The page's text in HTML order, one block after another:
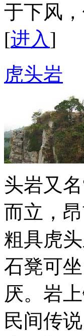
于下风
[进入]
虎头岩
头岩又
而立，
粗具虎
石凳可
厌。岩
民间传